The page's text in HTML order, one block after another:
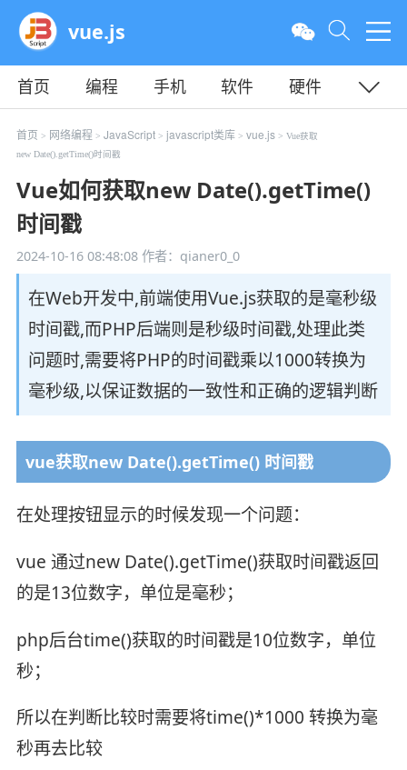
vue.js
首页 编程 手机 软件
硬件
教程
平面 服务器
首页 > 网络编程 > JavaScript> javascript类库> vue.js> Vue获取
new Date().getTime()时间戳
Vue如何获取new Date().getTime()
时间戳
2024-10-16 08:48:08作者：qianer0_0
在Web开发中,前端使用Vue.js获取的是毫秒级
时间戳,而PHP后端则是秒级时间戳,处理此类
问题时,需要将PHP的时间戳乘以1000转换为
毫秒级,以保证数据的一致性和正确的逻辑判断
vue获取new Date().getTime() 时间戳
在处理按钮显示的时候发现一个问题：
vue 通过new Date().getTime()获取时间戳返回
的是13位数字，单位是毫秒；
php后台time()获取的时间戳是10位数字，单位
秒；
所以在判断比较时需要将time()*1000 转换为毫
秒再去比较